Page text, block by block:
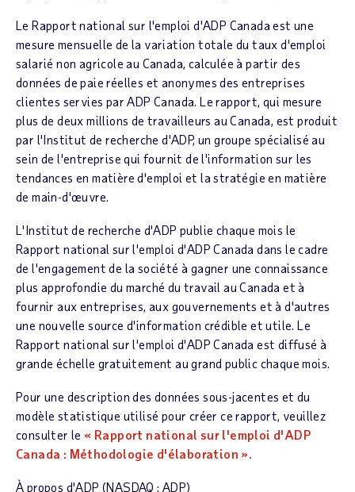
LeRapport national sur l'emploi d'ADP Canada est une
mesure mensuelle de la variation totale du taux d'emploi
salarié non agricole au Canada, calculée à partir des
données de paie réelles et anonymes des entreprises
clientes servies par ADP Canada. Le rapport, qui mesure
plus de deux millions de travailleurs auCanada, est produit
par l'Institut de recherche d'ADP, un groupe spécialisé au
sein de l'entreprise qui fournit de l'information sur les
tendances en matière d'emploi et la stratégie en matière
de main-d'œuvre.
L'Institut de recherche d'ADP publie chaque mois le
Rapport national sur l'emploi d'ADP Canadadans le cadre
de l'engagement de la société à gagner une connaissance
plus approfondie du marché du travail auCanada et à
fournir aux entreprises, aux gouvernements et à d'autres
une nouvelle source d'information crédible et utile. Le
Rapport national sur l'emploi d'ADP Canadaest diffusé à
grande échelle gratuitement au grand public chaque mois.
Pour une description des données sous-jacentes et du
modèle statistique utilisé pour créer ce rapport, veuillez
consulter le « Rapport national sur l'emploi d'ADP
Canada : Méthodologie d'élaboration ».
À propos d'ADP(NASDAQ : ADP)